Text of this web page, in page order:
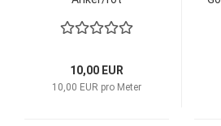
10,00 EUR
10,00 EUR pro Meter